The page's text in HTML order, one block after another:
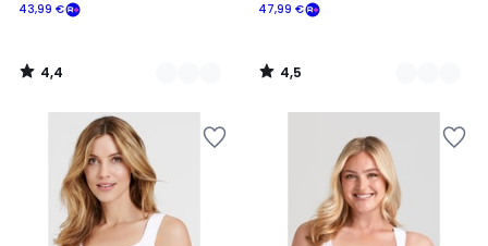
43,99 €
4,4
/
47,99 €
4,5
/